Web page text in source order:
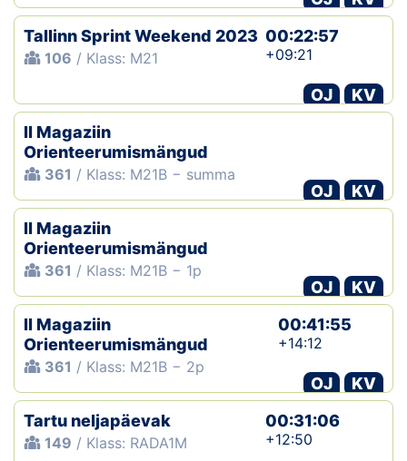
Tallinn Sprint Weekend 2023
106 / Klass: M21
00:22:57
+09:21
OJ
KV
II Magaziin
Orienteerumismängud
361 / Klass: M21B − summa
OJ
KV
II Magaziin
Orienteerumismängud
361 / Klass: M21B − 1p
OJ
KV
II Magaziin
Orienteerumismängud
361 / Klass: M21B − 2p
00:41:55
+14:12
OJ
KV
Tartu neljapäevak
149 / Klass: RADA1M
00:31:06
+12:50